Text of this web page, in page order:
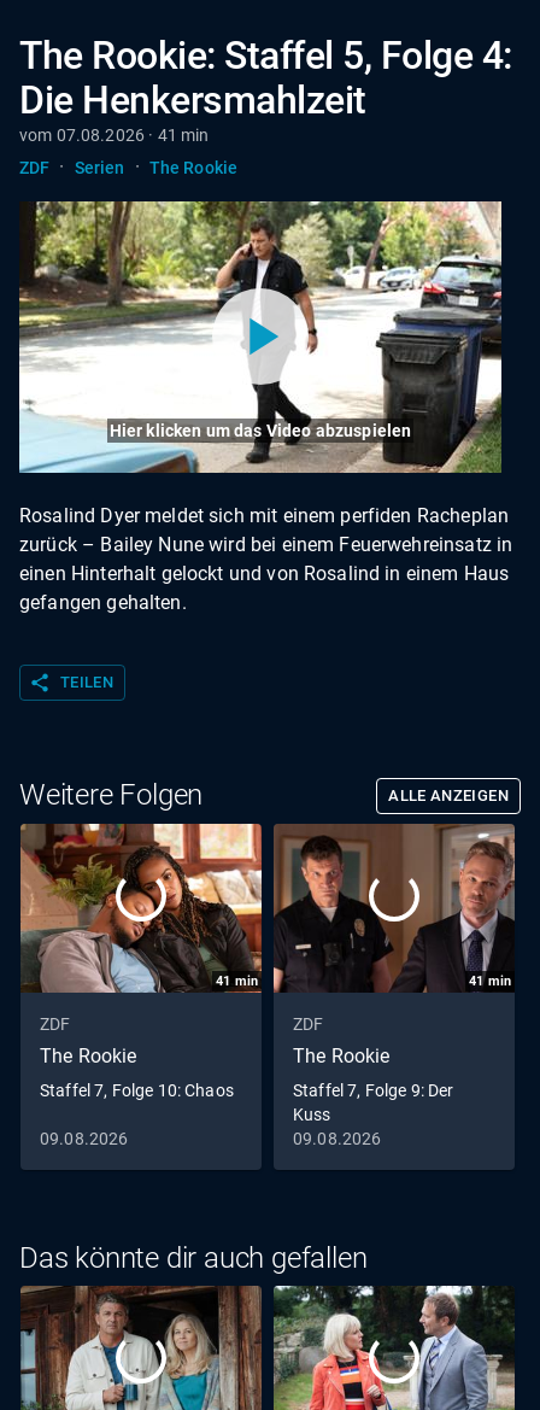
The Rookie: Staffel 5, Folge 4:
Die Henkersmahlzeit
vom 07.08.2026 · 41 min
ZDF · Serien · The Rookie
Hier klicken um das Video abzuspielen
Rosalind Dyer meldet sich mit einem perfiden Racheplan
zurück – Bailey Nune wird bei einem Feuerwehreinsatz in
einen Hinterhalt gelockt und von Rosalind in einem Haus
gefangen gehalten.
share TEILEN
Weitere Folgen ALLE ANZEIGEN
41 min
ZDF
The Rookie
Staffel 7, Folge 10: Chaos
09.08.2026
41min
ZDF
The Rookie
Staffel 7, Folge 9: Der
Kuss
09.08.2026
Das könnte dir auch gefallen